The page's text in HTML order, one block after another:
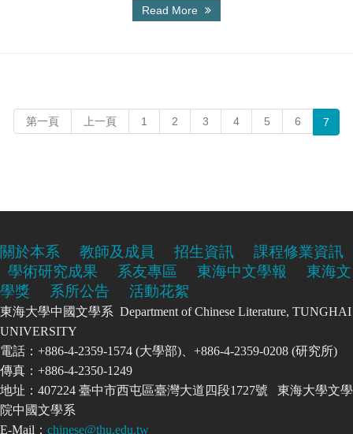
Read More
第一頁 上一頁 1 2 3 4 5 6 7
關於本系 教師及成員 招生資訊
課程修業資訊
學術研究成果
系友專區 東海中文學報
東海文
學獎
系所公告 活動花絮
東海大學中國文學系 Department of Chinese Literature, TUNGHAI
UNIVERSITY
電話：+886-4-2359-1574 (大學部)、+886-4-2359-0208 (研究所)
傳真：+886-4-2350-1249
地址：407224 臺中市西屯區臺灣大道四段1727號 東海大學文學
院中國文學系
E-Mail： chinese@thu.edu.tw